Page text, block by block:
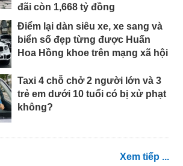
đãi còn 1,668 tỷ đồng
Điểm lại dàn siêu xe, xe sang và
biển số đẹp từng được Huấn
Hoa Hồng khoe trên mạng xã hội
Taxi 4 chỗ chở 2 người lớn và 3
trẻ em dưới 10 tuổi có bị xử phạt
không?
Xem tiếp ...